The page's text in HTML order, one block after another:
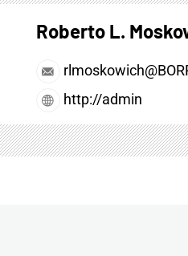
Roberto L.
http://admin